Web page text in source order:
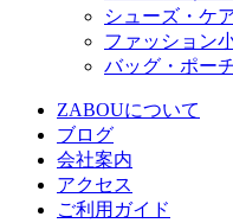
シューズ・ケ
ファッション
バッグ・ポー
ZABOUについて
ブログ
会社案内
アクセス
ご利用ガイド